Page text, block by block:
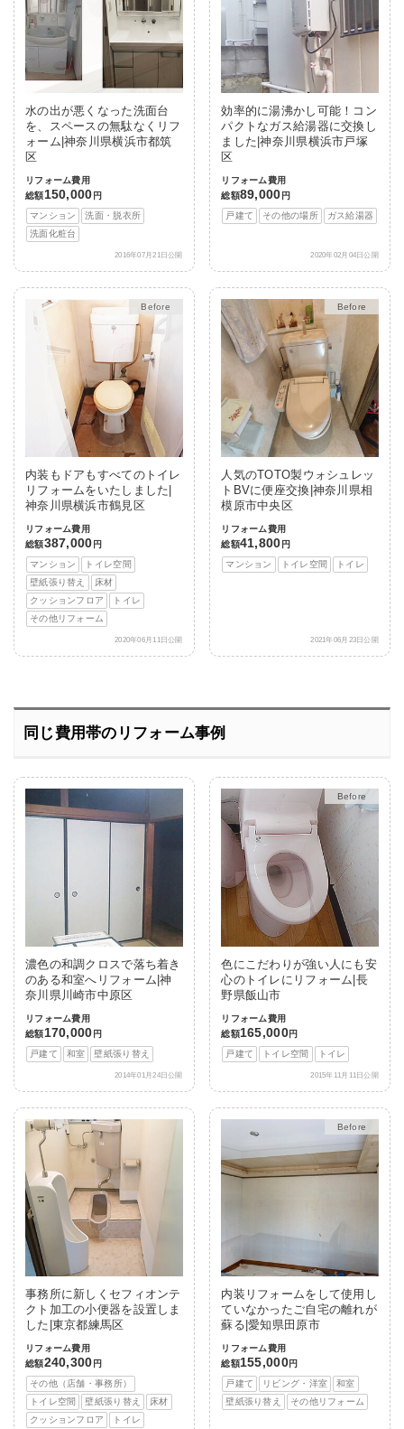
水の出が悪くなった洗面台
を、スペースの無駄なくリフ
ォーム|神奈川県横浜市都筑
区
リフォーム費用
総額150,000 円
マンション
洗面・脱衣所
洗面化粧台
2016年07月21日公開
効率的に湯沸かし可能！コン
パクトなガス給湯器に交換し
ました|神奈川県横浜市戸塚
区
リフォーム費用
総額89,000 円
戸建て
その他の場所 ガス給湯器
2020年02月04日公開
After
内装もドアもすべてのトイレ
リフォームをいたしました|
神奈川県横浜市鶴見区
リフォーム費用
総額387,000 円
マンション
トイレ空間
壁紙張り替え
床材
クッションフロア
トイレ
その他リフォーム
2020年06月11日公開
After
人気のTOTO製ウォシュレッ
トBVに便座交換|神奈川県相
模原市中央区
リフォーム費用
総額41,800 円
マンション
トイレ空間 トイレ
2021年06月23日公開
同じ費用帯のリフォーム事例
濃色の和調クロスで落ち着き
のある和室へリフォーム|神
奈川県川崎市中原区
リフォーム費用
総額170,000 円
戸建て
和室 壁紙張り替え
2014年01月24日公開
After
色にこだわりが強い人にも安
心のトイレにリフォーム|長
野県飯山市
リフォーム費用
総額165,000円
戸建て
トイレ空間 トイレ
2015年11月11日公開
事務所に新しくセフィオンテ
クト加工の小便器を設置しま
した|東京都練馬区
リフォーム費用
総額240,300 円
その他（店舗・事務所）
トイレ空間
壁紙張り替え
床材
クッションフロア
トイレ
After
内装リフォームをして使用し
ていなかったご自宅の離れが
蘇る|愛知県田原市
リフォーム費用
総額155,000円
戸建て
リビング・洋室
和室
壁紙張り替え
その他リフォーム